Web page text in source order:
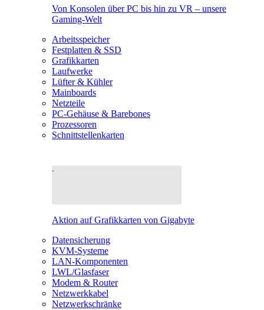
Von Konsolen über PC bis hin zu VR – unsere
Gaming-Welt
Arbeitsspeicher
Festplatten & SSD
Grafikkarten
Laufwerke
Lüfter & Kühler
Mainboards
Netzteile
PC-Gehäuse & Barebones
Prozessoren
Schnittstellenkarten
Aktion auf Grafikkarten von Gigabyte
Datensicherung
KVM-Systeme
LAN-Komponenten
LWL/Glasfaser
Modem & Router
Netzwerkkabel
Netzwerkschränke